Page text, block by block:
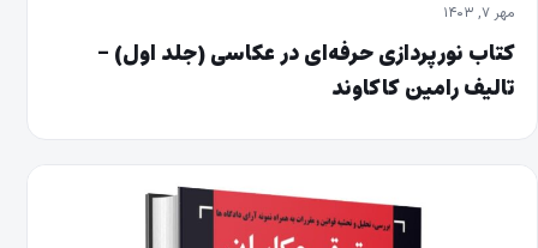
مهر ۷, ۱۴۰۳
کتاب نور‌پردازی حرفه‌ای در عکاسی (جلد اول) –
تالیف رامین کاکاوند